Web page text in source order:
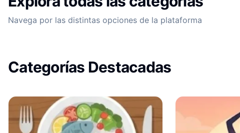
Navega por las distintas opciones de la plataforma
Categorías Destacadas